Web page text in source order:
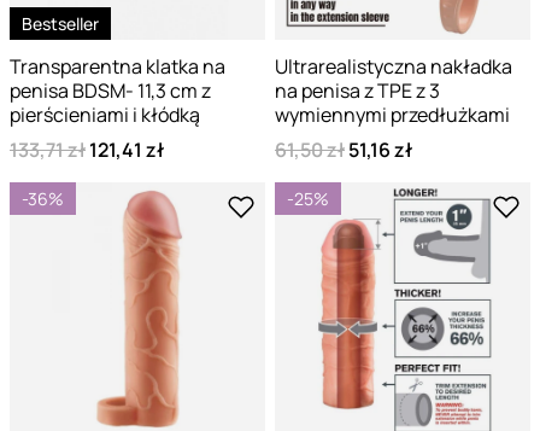
Bestseller
Transparentna klatka na
penisa BDSM- 11,3 cm z
pierścieniami i kłódką
133,71 zł121,41 zł
Ultrarealistyczna nakładka
na penisa z TPE z 3
wymiennymi przedłużkami
61,50 zł51,16 zł
-36% -25%